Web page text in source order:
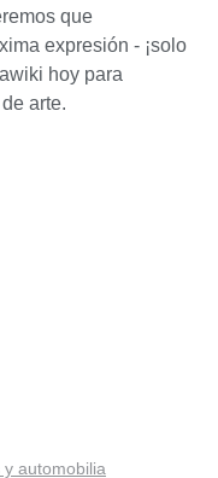
que
expresión - ¡solo
hoy para
arte.
y automobilia